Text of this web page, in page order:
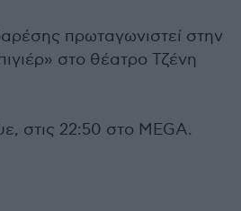
πρωταγωνιστεί στην
στο θέατρο Τζένη
στις 22:50 στο MEGA.